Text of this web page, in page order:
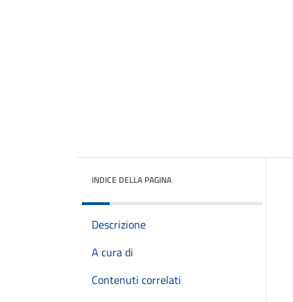
INDICE DELLA PAGINA
Descrizione
A cura di
Contenuti correlati